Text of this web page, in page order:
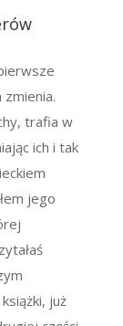
trafia w
ich i tak
jego
już